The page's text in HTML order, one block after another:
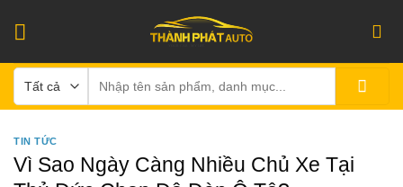
kiếm:
TIN TỨC
Vì Sao Ngày Càng Nhiều Chủ Xe Tại